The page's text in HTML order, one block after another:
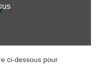
ci-dessous pour